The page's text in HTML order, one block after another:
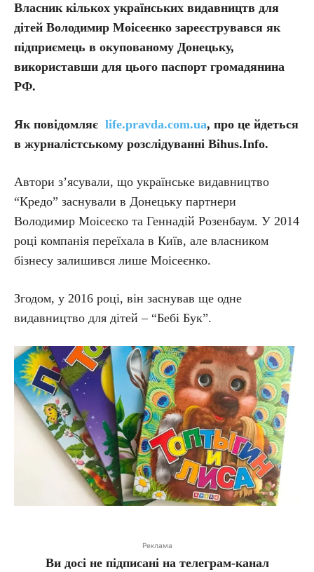
Власник кількох українських видавництв для
дітей Володимир Моісеєнко зареєструвався як
підприємець в окупованому Донецьку,
використавши для цього паспорт громадянина
РФ.
Як повідомляє life.pravda.com.ua, про це йдеться
в журналістському розслідуванні Bihus.Info.
Автори з’ясували, що українське видавництво
“Кредо” заснували в Донецьку партнери
Володимир Моісеєко та Геннадій Розенбаум. У 2014
році компанія переїхала в Київ, але власником
бізнесу залишився лише Моісеєнко.
Згодом, у 2016 році, він заснував ще одне
видавництво для дітей – “Бебі Бук”.
Реклама
Ви досі не підписані на телеграм-канал